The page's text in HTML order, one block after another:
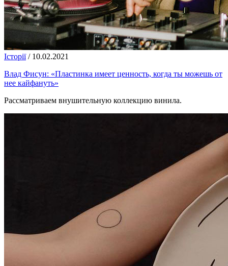
Історії / 10.02.2021
Влад Фисун: «Пластинка имеет ценность, когда ты можешь от
нее кайфануть»
Рассматриваем внушительную коллекцию винила.